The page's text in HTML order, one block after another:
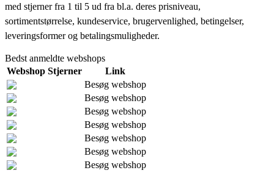
med stjerner fra 1 til 5 ud fra bl.a. deres prisniveau,
sortimentstørrelse, kundeservice, brugervenlighed, betingelser,
leveringsformer og betalingsmuligheder.
Bedst anmeldte webshops
Webshop Stjerner
Link
Besøg webshop
Besøg webshop
Besøg webshop
Besøg webshop
Besøg webshop
Besøg webshop
Besøg webshop